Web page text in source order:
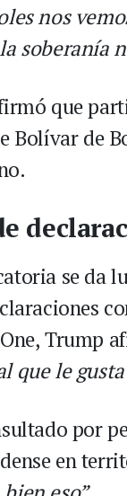
nos
soberanía
que
Bolívar de
se da
Trump
que le
por
en